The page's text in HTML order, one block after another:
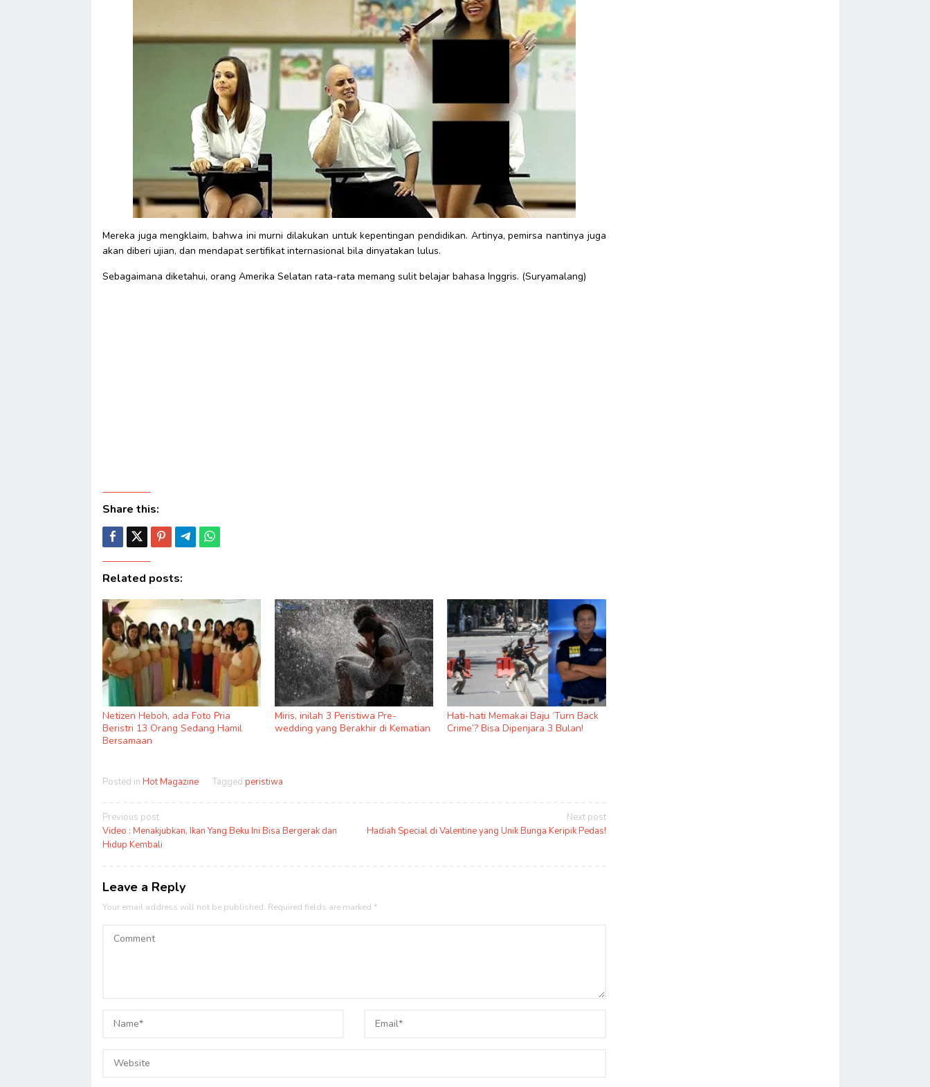
Mereka juga mengklaim, bahwa ini murni dilakukan untuk kepentingan pendidikan. Artinya, pemirsa nantinya juga
akan diberi ujian, dan mendapat sertifikat internasional bila dinyatakan lulus.
Sebagaimana diketahui, orang Amerika Selatan rata-rata memang sulit belajar bahasa Inggris. (Suryamalang)
Share this:
Related posts:
Netizen Heboh, ada Foto Pria
Beristri 13 Orang Sedang Hamil
Bersamaan
Miris, inilah 3 Peristiwa Pre-
wedding yang Berakhir di Kematian
Hati-hati Memakai Baju ‘Turn Back
Crime’? Bisa Dipenjara 3 Bulan!
Posted in Hot Magazine Tagged peristiwa
Post
navigation
Previous post
Video : Menakjubkan, Ikan Yang Beku Ini Bisa Bergerak dan
Hidup Kembali
Next post
Hadiah Special di Valentine yang Unik Bunga Keripik Pedas!
Leave a Reply
Your email address will not be published. Required fields are marked *